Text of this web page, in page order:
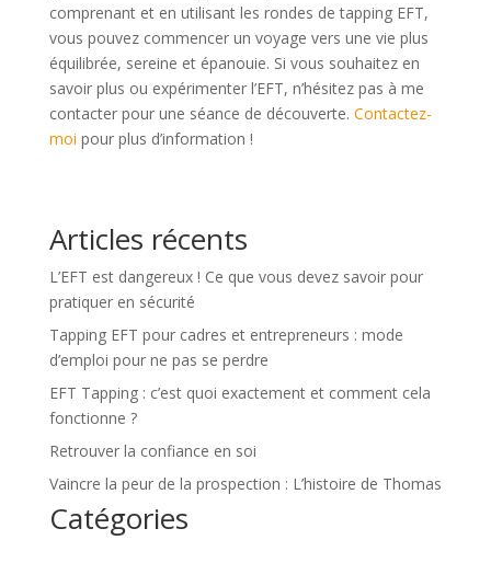
comprenant et en utilisant les rondes de tapping EFT,
vous pouvez commencer un voyage vers une vie plus
équilibrée, sereine et épanouie. Si vous souhaitez en
savoir plus ou expérimenter l’EFT, n’hésitez pas à me
contacter pour une séance de découverte. Contactez-
moi pour plus d’information !
Articles récents
L’EFT est dangereux ! Ce que vous devez savoir pour
pratiquer en sécurité
Tapping EFT pour cadres et entrepreneurs : mode
d’emploi pour ne pas se perdre
EFT Tapping : c’est quoi exactement et comment cela
fonctionne ?
Retrouver la confiance en soi
Vaincre la peur de la prospection : L’histoire de Thomas
Catégories